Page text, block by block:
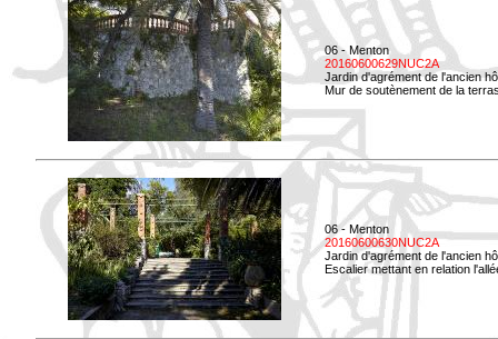
06 - Menton
20160600629NUC2A
Jardin d'agrément de l'ancien
Mur de soutènement de la
06 - Menton
20160600630NUC2A
Jardin d'agrément de l'ancien
Escalier mettant en relation